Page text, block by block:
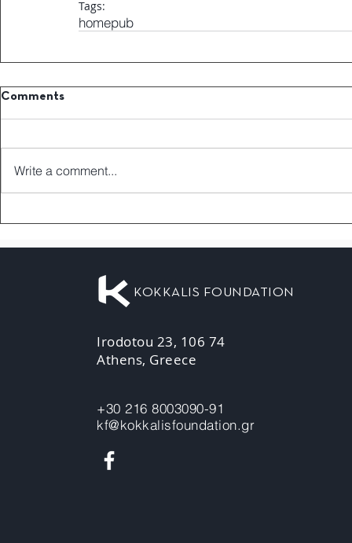
Tags:
homepub
Comments
Write a comment...
KOKKALIS FOUNDATION
Irodotou 23, 106 74
Athens, Greece
+30 216 8003090-91
kf@kokkalisfoundation.gr